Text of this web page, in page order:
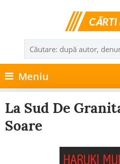
Meniu
La Sud De
Soare